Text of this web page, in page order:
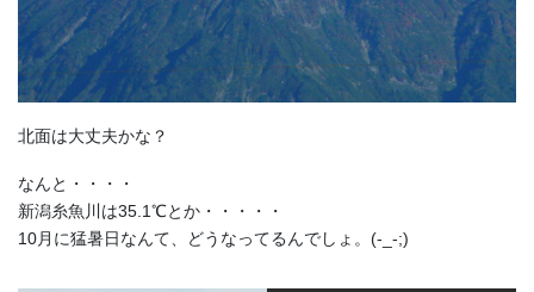
北面は大丈夫かな？
なんと・・・・
新潟糸魚川は35.1℃とか・・・・・
10月に猛暑日なんて、どうなってるんでしょ。(-_-;)